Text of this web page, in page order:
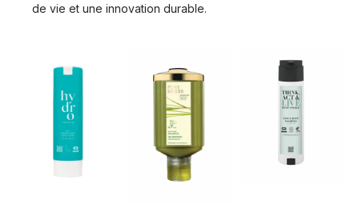
de vie et une innovation durable.